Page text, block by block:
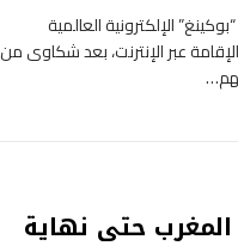
الإلكترونية العالمية
عبر الإنترنت، بعد شكاوى من
المغرب حتى نهاية